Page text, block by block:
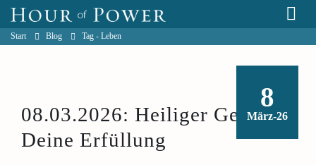
Start Blog Tag - Leben
8
März-26
08.03.2026: Heiliger Geist:
Deine Erfüllung